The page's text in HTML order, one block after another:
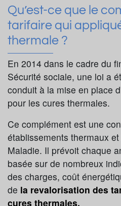
Qu’est-ce que le
tarifaire qui
thermale ?
En 2014 dans le cadre du
Sécurité sociale, une loi a
conduit à la mise en place
pour les cures thermales.
Ce complément est une
établissements thermaux
Maladie. Il prévoit chaque
basée sur de nombreux
des charges, coût
de la revalorisation des
cures thermales.